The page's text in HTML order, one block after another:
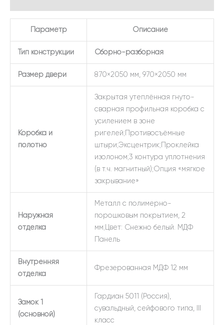
Параметр Описание
Тип конструкции Сборно-разборная
Размер двери 870×2050 мм, 970×2050 мм
Коробка и
полотно
Закрытая утеплённая гнуто-
сварная профильная коробка с
усилением в зоне
ригелей;Противосъёмные
штыри;Эксцентрик;Проклейка
изолоном;3 контура уплотнения
(в т.ч. магнитный);Опция «мягкое
закрывание»
Наружная
отделка
Металл с полимерно-
порошковым покрытием, 2
мм;Цвет: Снежно белый. МДФ
Панель
Внутренняя
отделка
Фрезерованная МДФ 12 мм
Замок 1
(основной)
Гардиан 5011 (Россия),
сувальдный, сейфового типа, III
класс